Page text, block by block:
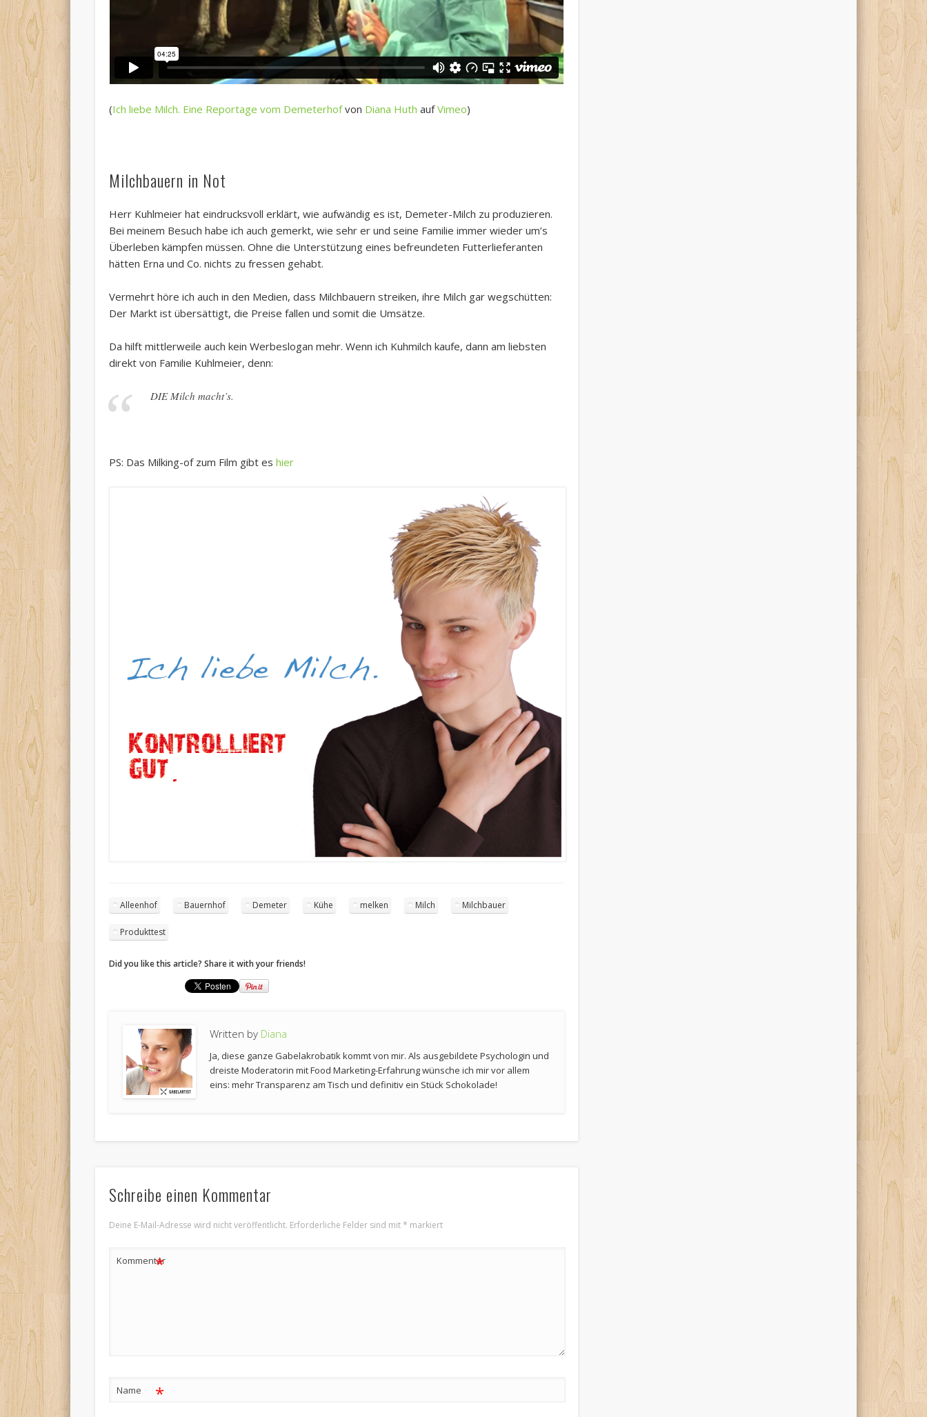
(Ich liebe Milch. Eine Reportage vom Demeterhofvon Diana Huth aufVimeo)
Milchbauern in Not
Herr Kuhlmeier hat eindrucksvoll erklärt, wie aufwändig es ist, Demeter-Milch zu produzieren.
Bei meinem Besuch habe ich auch gemerkt, wie sehr er und seine Familie immer wieder um’s
Überleben kämpfen müssen. Ohne die Unterstützung eines befreundeten Futterlieferanten
hätten Erna und Co. nichts zu fressen gehabt.
Vermehrt höre ich auch in den Medien, dass Milchbauern streiken, ihre Milch gar wegschütten:
Der Markt ist übersättigt, die Preise fallen und somit die Umsätze.
Da hilft mittlerweile auch kein Werbeslogan mehr. Wenn ich Kuhmilch kaufe, dann am liebsten
direkt von Familie Kuhlmeier, denn:
DIE Milch macht’s.
PS: Das Milking-of zum Film gibt eshier
Alleenhof Bauernhof Demeter Kühe melken Milch Milchbauer
Produkttest
Did you like this article? Share it with your friends!
Written by Diana
Ja, diese ganze Gabelakrobatik kommt von mir. Als ausgebildete Psychologin und
dreiste Moderatorin mit Food Marketing-Erfahrung wünsche ich mir vor allem
eins: mehr Transparenz am Tisch und definitiv ein Stück Schokolade!
Schreibe einen Kommentar
Deine E-Mail-Adresse wird nicht veröffentlicht. Erforderliche Felder sind mit* markiert
Kommentar
*
Name *